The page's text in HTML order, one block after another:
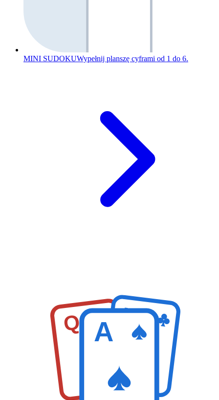
MINI SUDOKUWypełnij planszę cyframi od 1 do 6.
Q K
A